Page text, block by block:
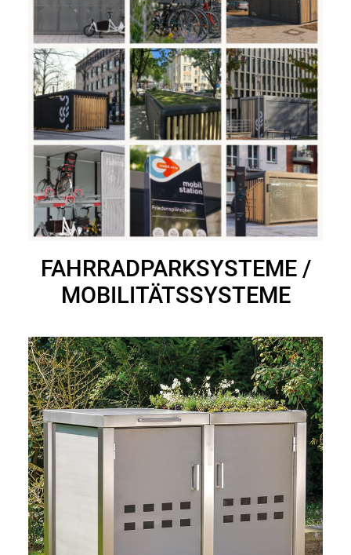
FAHRRADPARKSYSTEME /
MOBILITÄTS­­­­SYSTEME